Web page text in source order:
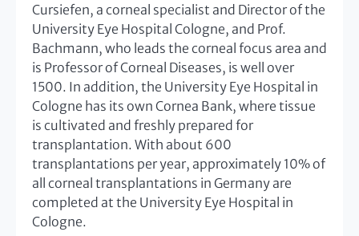
Cursiefen, a corneal specialist and Director of the
University Eye Hospital Cologne, and Prof.
Bachmann, who leads the corneal focus area and
is Professor of Corneal Diseases, is well over
1500. In addition, the University Eye Hospital in
Cologne has its own Cornea Bank, where tissue
is cultivated and freshly prepared for
transplantation. With about 600
transplantations per year, approximately 10% of
all corneal transplantations in Germany are
completed at the University Eye Hospital in
Cologne.